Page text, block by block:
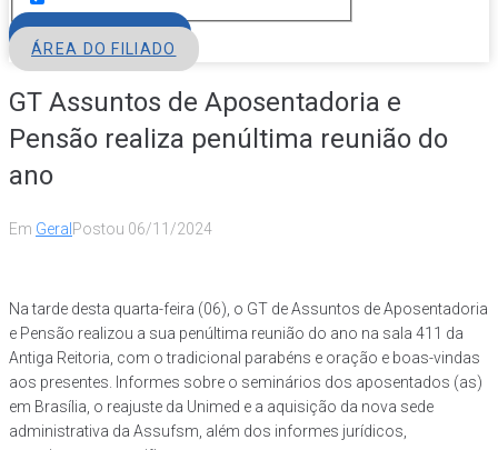
ÁREA DO FILIADO
GT Assuntos de Aposentadoria e
Pensão realiza penúltima reunião do
ano
Em Geral Postou 06/11/2024
Na tarde desta quarta-feira (06), o GT de Assuntos de Aposentadoria
e Pensão realizou a sua penúltima reunião do ano na sala 411 da
Antiga Reitoria, com o tradicional parabéns e oração e boas-vindas
aos presentes. Informes sobre o seminários dos aposentados (as)
em Brasília, o reajuste da Unimed e a aquisição da nova sede
administrativa da Assufsm, além dos informes jurídicos,